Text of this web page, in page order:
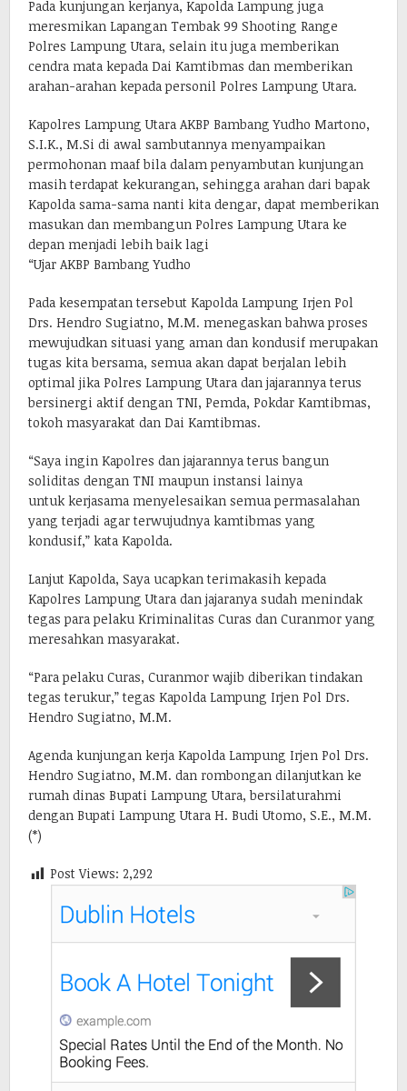
Pada kunjungan kerjanya, Kapolda Lampung juga
meresmikan Lapangan Tembak 99 Shooting Range
Polres Lampung Utara, selain itu juga memberikan
cendra mata kepada Dai Kamtibmas dan memberikan
arahan-arahan kepada personil Polres Lampung Utara.
Kapolres Lampung Utara AKBP Bambang Yudho Martono,
S.I.K., M.Si di awal sambutannya menyampaikan
permohonan maaf bila dalam penyambutan kunjungan
masih terdapat kekurangan, sehingga arahan dari bapak
Kapolda sama-sama nanti kita dengar, dapat memberikan
masukan dan membangun Polres Lampung Utara ke
depan menjadi lebih baik lagi
“Ujar AKBP Bambang Yudho
Pada kesempatan tersebut Kapolda Lampung Irjen Pol
Drs. Hendro Sugiatno, M.M. menegaskan bahwa proses
mewujudkan situasi yang aman dan kondusif merupakan
tugas kita bersama, semua akan dapat berjalan lebih
optimal jika Polres Lampung Utara dan jajarannya terus
bersinergi aktif dengan TNI, Pemda, Pokdar Kamtibmas,
tokoh masyarakat dan Dai Kamtibmas.
“Saya ingin Kapolres dan jajarannya terus bangun
soliditas dengan TNI maupun instansi lainya
untuk kerjasama menyelesaikan semua permasalahan
yang terjadi agar terwujudnya kamtibmas yang
kondusif,” kata Kapolda.
Lanjut Kapolda, Saya ucapkan terimakasih kepada
Kapolres Lampung Utara dan jajaranya sudah menindak
tegas para pelaku Kriminalitas Curas dan Curanmor yang
meresahkan masyarakat.
“Para pelaku Curas, Curanmor wajib diberikan tindakan
tegas terukur,” tegas Kapolda Lampung Irjen Pol Drs.
Hendro Sugiatno, M.M.
Agenda kunjungan kerja Kapolda Lampung Irjen Pol Drs.
Hendro Sugiatno, M.M. dan rombongan dilanjutkan ke
rumah dinas Bupati Lampung Utara, bersilaturahmi
dengan Bupati Lampung Utara H. Budi Utomo, S.E., M.M.
(*)
Post Views: 2,292